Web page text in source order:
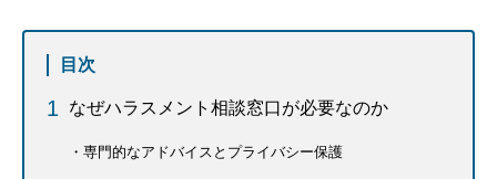
目次
なぜハラスメント相談窓口が必要なのか
専門的なアドバイスとプライバシー保護